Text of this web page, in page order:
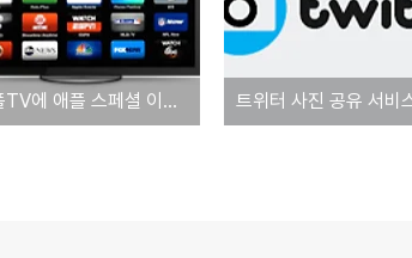
애플TV에 애플 스페셜 이벤트 채널 등장